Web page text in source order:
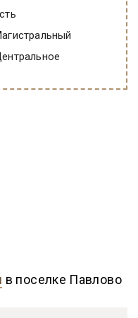
есть
Магистральный
Центральное
в поселке Павлово